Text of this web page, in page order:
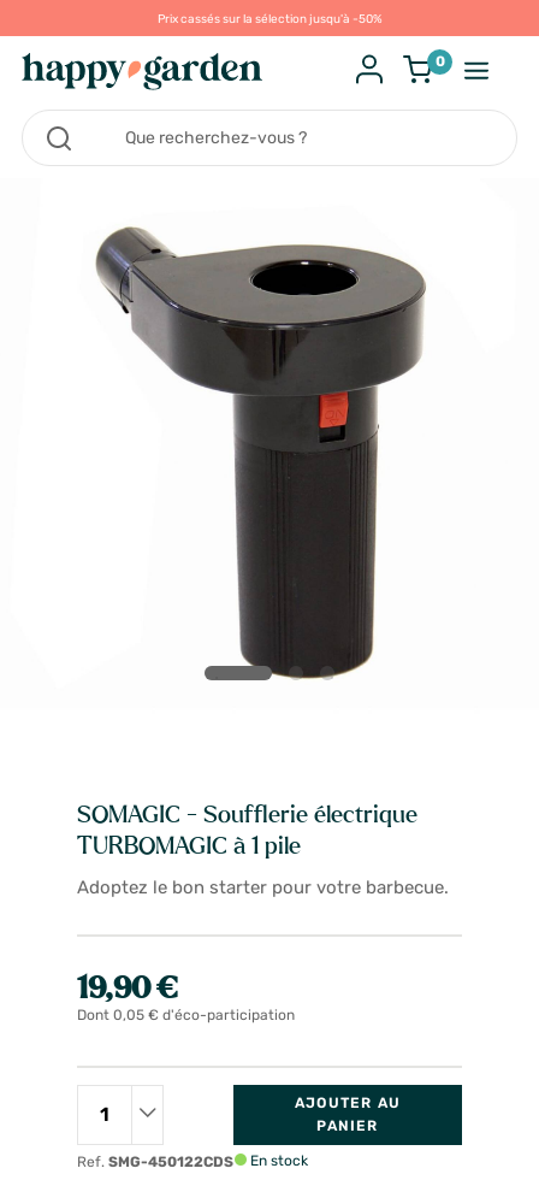
Prix cassés sur la sélection jusqu'à -50%
0
SOMAGIC - Soufflerie électrique
TURBOMAGIC à 1 pile
Adoptez le bon starter pour votre barbecue.
19,90 €
Dont 0,05 € d'éco-participation
Ref. SMG-450122CDS
AJOUTER AU
PANIER
En stock